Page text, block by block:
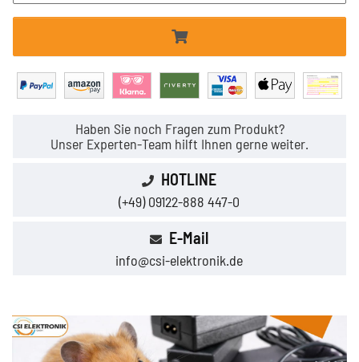
Haben Sie noch Fragen zum Produkt?
Unser Experten-Team hilft Ihnen gerne weiter.
HOTLINE
(+49) 09122-888 447-0
E-Mail
info@csi-elektronik.de